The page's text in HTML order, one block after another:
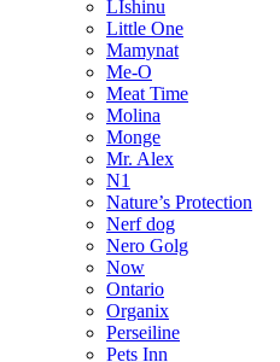
LIshinu
Little One
Mamynat
Me-O
Meat Time
Molina
Monge
Mr. Alex
N1
Nature’s Protection
Nerf dog
Nero Golg
Now
Ontario
Organix
Perseiline
Pets Inn